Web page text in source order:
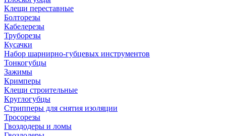
Клещи переставные
Болторезы
Кабелерезы
Труборезы
Кусачки
Набор шарнирно-губцевых инструментов
Тонкогубцы
Зажимы
Кримперы
Клещи строительные
Круглогубцы
Стрипперы для снятия изоляции
Тросорезы
Гвоздодеры и ломы